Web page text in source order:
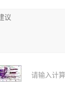
请输入计